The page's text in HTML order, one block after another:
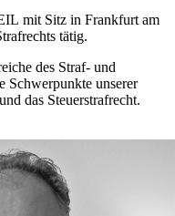
mit Sitz in Frankfurt am
tätig.
des Straf- und
Schwerpunkte unserer
das Steuerstrafrecht.